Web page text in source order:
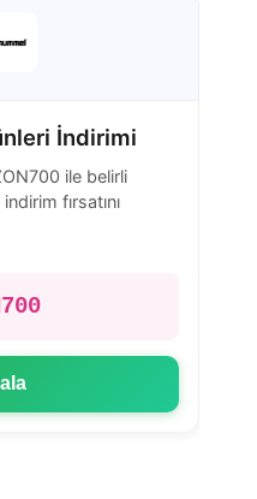
İndirimi
ile belirli
fırsatını